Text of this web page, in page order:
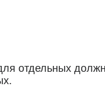
отдельных